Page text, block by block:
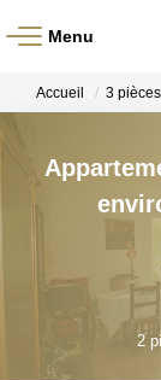
Menu
Accueil 3 pièces
2